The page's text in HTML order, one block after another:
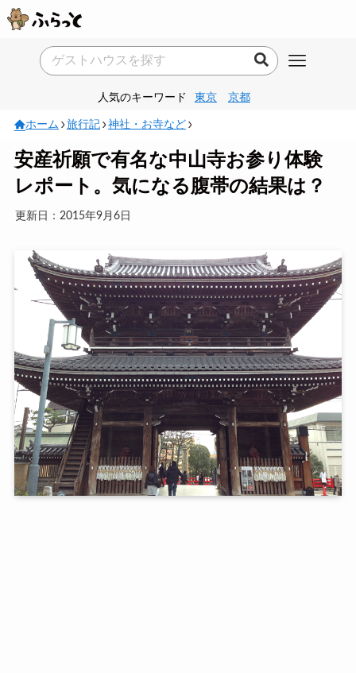
人気のキーワード 東京 京都
ホーム 旅行記 神社・お寺など
安産祈願で有名な中山寺お参り体験
レポート。気になる腹帯の結果は？
更新日：2015年9月6日